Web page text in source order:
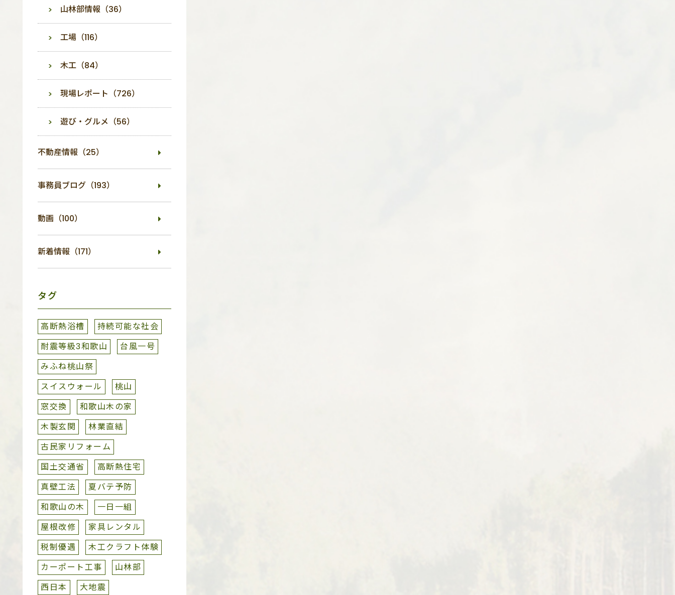
山林部情報（36）
工場（116）
木工（84）
現場レポート（726）
遊び・グルメ（56）
不動産情報（25）
事務員ブログ（193）
動画（100）
新着情報（171）
タグ
高断熱浴槽
持続可能な社会
耐震等級3和歌山
台風一号
みふね桃山祭
スイスウォール
桃山
窓交換
和歌山木の家
木製玄関
林業直結
古民家リフォーム
国土交通省
高断熱住宅
真壁工法
夏バテ予防
和歌山の木
一日一組
屋根改修
家具レンタル
税制優遇
木工クラフト体験
カーポート工事
山林部
西日本
大地震